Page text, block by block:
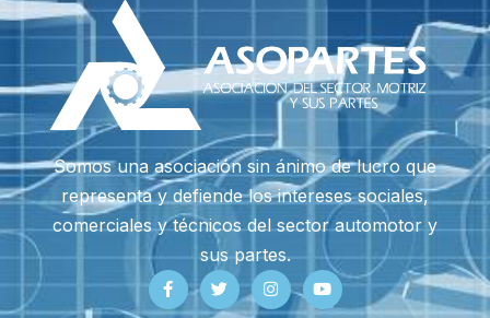
Somos una asociación sin ánimo de lucro que
representa y defiende los intereses sociales,
comerciales y técnicos del sector automotor y
sus partes.